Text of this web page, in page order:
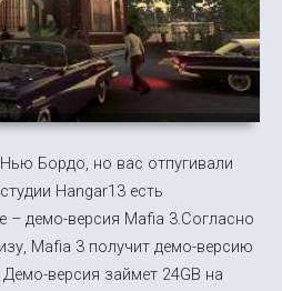
Бордо, но вас отпугивали
Hangar13 есть
– демо-версия Mafia 3.Согласно
Mafia 3 получит демо-версию
версия займет 24GB на